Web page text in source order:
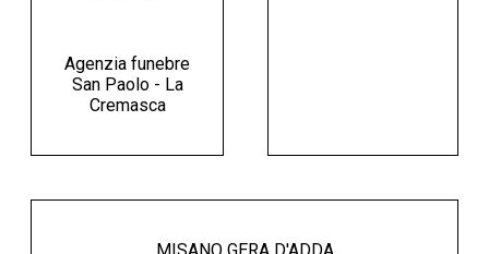
Agenzia funebre
San Paolo - La
Cremasca